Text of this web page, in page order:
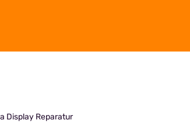
Display Reparatur